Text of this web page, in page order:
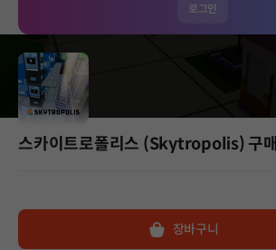
로그인
스카이트로폴리스 (Skytropolis) 구매
장바구니